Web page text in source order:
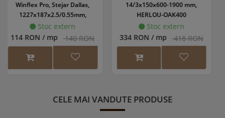
14/3x150x600-1900 mm,
HERLOU-OAK400
Stoc extern
334 RON / mp 418 RON
discrete, D21741R
Lipsa stoc
136,50 RON / rola 225 RON
CELE MAI VANDUTE PRODUSE